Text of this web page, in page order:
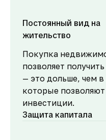
Постоянный вид на
жительство
Покупка
позволяет
— это дольше, чем в
которые
инвестиции.
Защита капитала